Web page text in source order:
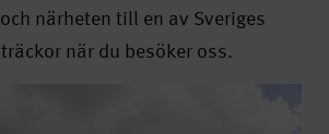
närheten till en av Sveriges
när du besöker oss.